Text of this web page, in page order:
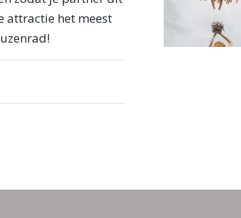
attractie het meest